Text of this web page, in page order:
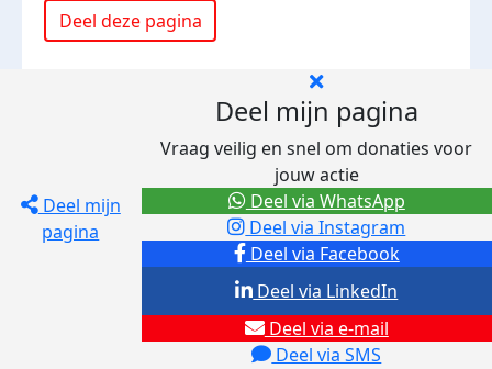
Deel deze pagina
Deel mijn
pagina
Deel mijn pagina
Vraag veilig en snel om donaties voor
jouw actie
Deel via Facebook
Deel via Instagram
Deel via e-mail
Deel via SMS
Deel via LinkedIn
Deel via WhatsApp